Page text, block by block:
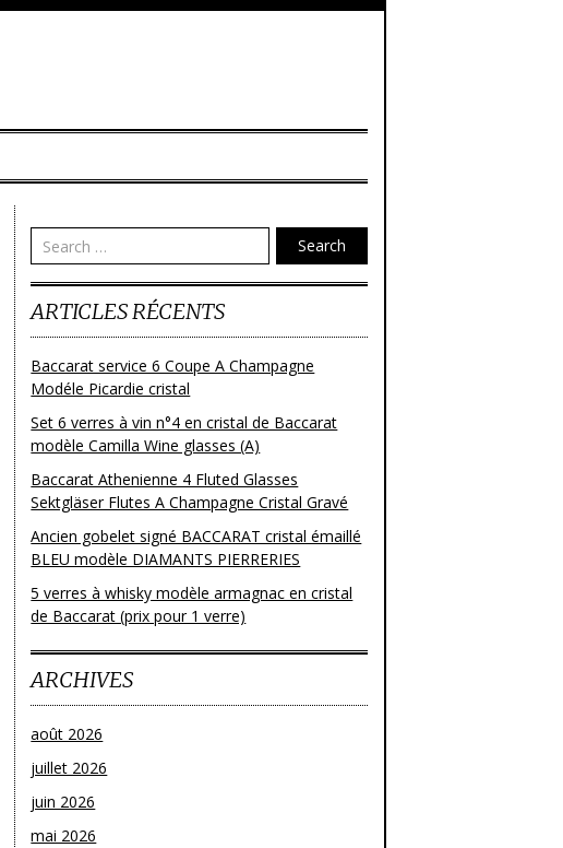
Search
ARTICLES RÉCENTS
Baccarat service 6 Coupe A Champagne
Modéle Picardie cristal
Set 6 verres à vin n°4 en cristal de Baccarat
modèle Camilla Wine glasses (A)
Baccarat Athenienne 4 Fluted Glasses
Sektgläser Flutes A Champagne Cristal Gravé
Ancien gobelet signé BACCARAT cristal émaillé
BLEU modèle DIAMANTS PIERRERIES
5 verres à whisky modèle armagnac en cristal
de Baccarat (prix pour 1 verre)
ARCHIVES
août 2026
juillet 2026
juin 2026
mai 2026